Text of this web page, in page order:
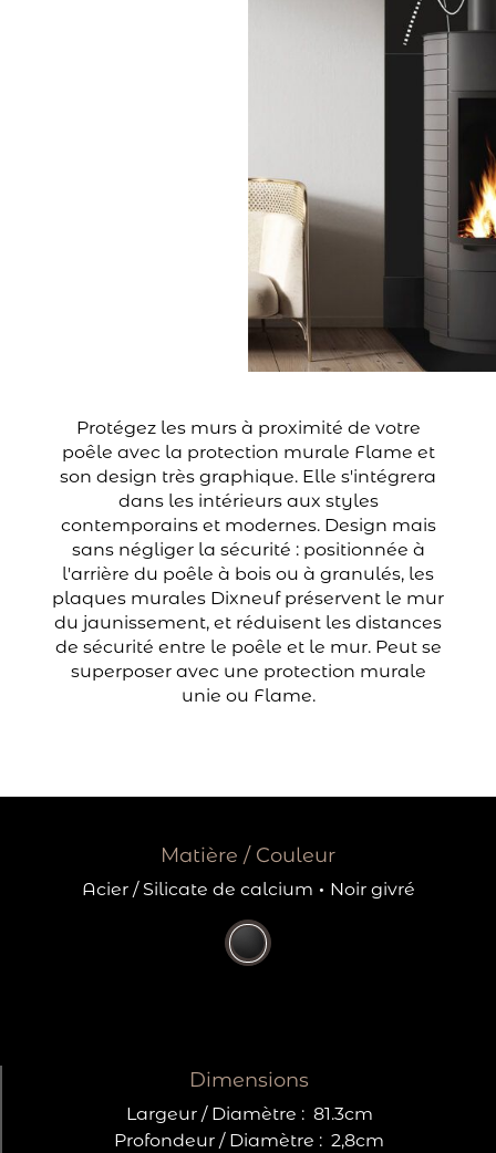
Protégez les murs à proximité de votre
poêle avec la protection murale Flame et
son design très graphique. Elle s'intégrera
dans les intérieurs aux styles
contemporains et modernes. Design mais
sans négliger la sécurité : positionnée à
l'arrière du poêle à bois ou à granulés, les
plaques murales Dixneuf préservent le mur
du jaunissement, et réduisent les distances
de sécurité entre le poêle et le mur. Peut se
superposer avec une protection murale
unie ou Flame.
Matière / Couleur
Acier / Silicate de calcium · Noir givré
Dimensions
Largeur / Diamètre : 81.3cm
Profondeur / Diamètre : 2,8cm